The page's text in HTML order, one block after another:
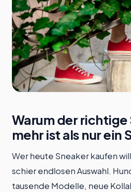
Warum der richtige
mehr ist als nur ein
Wer heute Sneaker kaufen
schier endlosen Auswahl.
tausende Modelle, neue